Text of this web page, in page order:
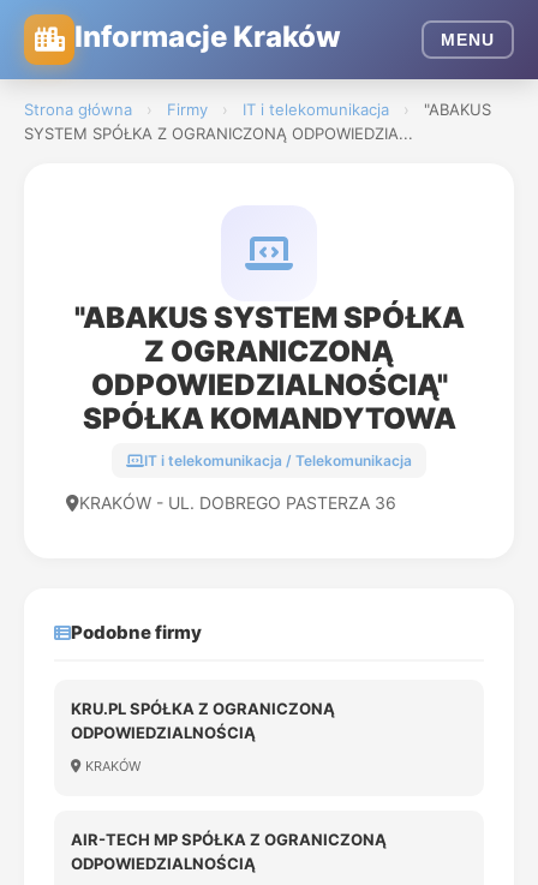
Informacje Kraków MENU
Strona główna › Firmy › IT i telekomunikacja ›
"ABAKUS
SYSTEM SPÓŁKA Z OGRANICZONĄ ODPOWIEDZIA...
"ABAKUS SYSTEM SPÓŁKA
Z OGRANICZONĄ
ODPOWIEDZIALNOŚCIĄ"
SPÓŁKA KOMANDYTOWA
IT i telekomunikacja / Telekomunikacja
KRAKÓW - UL. DOBREGO PASTERZA 36
Podobne firmy
KRU.PL SPÓŁKA Z OGRANICZONĄ
ODPOWIEDZIALNOŚCIĄ
KRAKÓW
AIR-TECH MP SPÓŁKA Z OGRANICZONĄ
ODPOWIEDZIALNOŚCIĄ